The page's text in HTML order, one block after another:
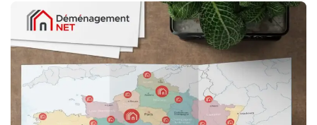
Les indispensables à connaitre
pour votredéménagement à
Grenoble
Un déménagement à Grenoble (38000) dépend toujours